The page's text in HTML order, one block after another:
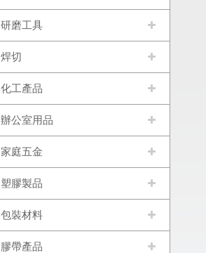
研磨工具
焊切
化工產品
辦公室用品
家庭五金
塑膠製品
包裝材料
膠帶產品